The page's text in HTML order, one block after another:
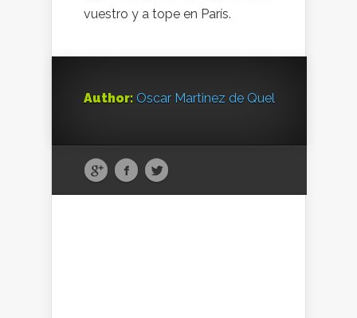
vuestro y a tope en París.
Author: Oscar Martinez de Quel